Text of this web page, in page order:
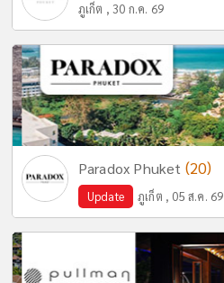
ภูเก็ต , 30 ก.ค. 69
Paradox Phuket (20)
Update ภูเก็ต , 05 ส.ค. 69